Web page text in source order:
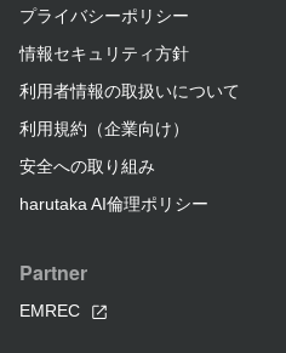
プライバシーポリシー
情報セキュリティ方針
利用者情報の取扱いについて
利用規約（企業向け）
安全への取り組み
harutaka AI倫理ポリシー
Partner
EMREC